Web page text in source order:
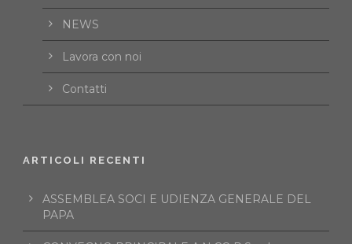
NEWS
Lavora con noi
Contatti
ARTICOLI RECENTI
ASSEMBLEA SOCI E UDIENZA GENERALE DEL
PAPA